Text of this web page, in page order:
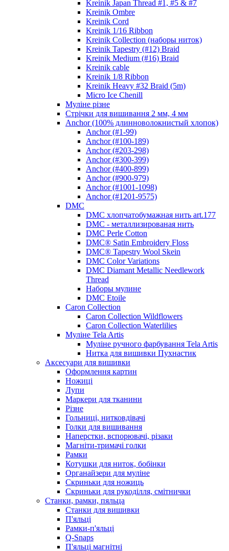
Kreinik Japan Thread #1, #5 & #7
Kreinik Ombre
Kreinik Cord
Kreinik 1/16 Ribbon
Kreinik Collection (наборы ниток)
Kreinik Tapestry (#12) Braid
Kreinik Medium (#16) Braid
Kreinik cable
Kreinik 1/8 Ribbon
Kreinik Heavy #32 Braid (5m)
Micro Ice Chenill
Муліне різне
Стрічки для вишивання 2 мм, 4 мм
Anchor (100% длинноволокнистый хлопок)
Anchor (#1-99)
Anchor (#100-189)
Anchor (#203-298)
Anchor (#300-399)
Anchor (#400-899)
Anchor (#900-979)
Anchor (#1001-1098)
Anchor (#1201-9575)
DMC
DMC хлопчатобумажная нить art.177
DMC - металлизированая нить
DMC Perle Cotton
DMC® Satin Embroidery Floss
DMC® Tapestry Wool Skein
DMC Color Variations
DMC Diamant Metallic Needlework
Thread
Наборы мулине
DMC Etoile
Caron Collection
Caron Collection Wildflowers
Caron Collection Waterlilies
Муліне Tela Artis
Муліне ручного фарбування Tela Artis
Нитка для вишивки Пухнастик
Аксесуари для вишивки
Оформлення картин
Ножиці
Лупи
Маркери для тканини
Різне
Гольниці, нитковдівачі
Голки для вишивання
Наперстки, вспорювачі, різаки
Магніти-тримачі голки
Рамки
Котушки для ниток, бобінки
Органайзери для муліне
Скриньки для ножиць
Скриньки для рукоділля, смітнички
Станки, рамки, пяльца
Станки для вишивки
П'яльці
Рамки-п'яльці
Q-Snaps
П'яльці магнітні